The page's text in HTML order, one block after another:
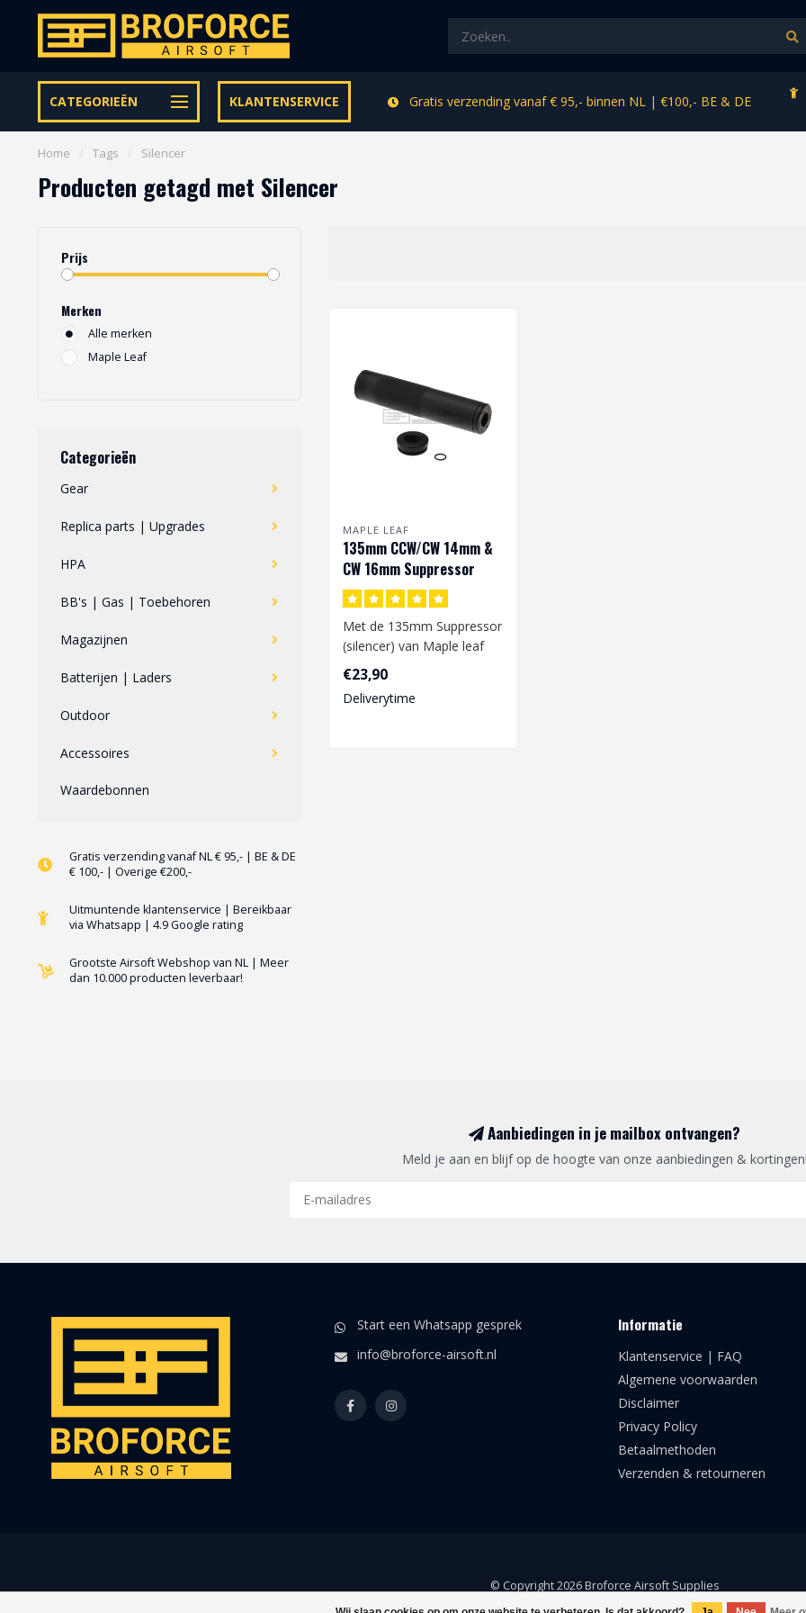
CATEGORIEËN KLANTENSERVICE
Let op onze speciale Facebook/Instagram aanbiedingen Gratis verzending vanaf € 95,- binnen NL | €100,- BE & DE
Home Tags Silencer
Producten getagd met Silencer
Prijs
Merken
Alle merken
Maple Leaf
Categorieën
Gear
Replica parts | Upgrades
HPA
BB's | Gas | Toebehoren
Magazijnen
Batterijen | Laders
Outdoor
Accessoires
Waardebonnen
Gratis verzending vanaf NL € 95,- | BE & DE
€ 100,- | Overige €200,-
Uitmuntende klantenservice | Bereikbaar
via Whatsapp | 4.9 Google rating
Grootste Airsoft Webshop van NL | Meer
dan 10.000 producten leverbaar!
MAPLE LEAF
135mm CCW/CW 14mm &
CW 16mm Suppressor
Met de 135mm Suppressor
(silencer) van Maple leaf
maakt het niet uit of de
draad..
€23,90
Deliverytime
Aanbiedingen in je mailbox ontvangen?
Meld je aan en blijf op de hoogte van onze aanbiedingen & kortingen!
Start een Whatsapp gesprek
info@broforce-airsoft.nl
Informatie
Klantenservice | FAQ
Algemene voorwaarden
Disclaimer
Privacy Policy
Betaalmethoden
Verzenden & retourneren
© Copyright 2026 Broforce Airsoft Supplies